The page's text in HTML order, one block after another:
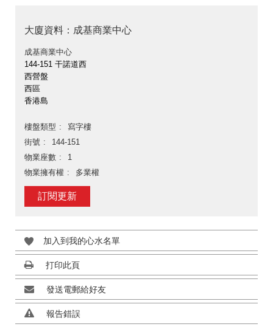
大廈資料：成基商業中心
成基商業中心
144-151 干諾道西
西營盤
西區
香港島
樓盤類型
寫字樓
街號
144-151
物業座數
1
物業擁有權
多業權
訂閱更新
加入到我的心水名單
打印此頁
發送電郵給好友
報告錯誤